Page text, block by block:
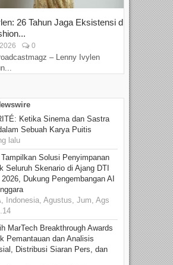
26 Tahun Jaga Eksistensi di
0
– Lenny Ivylen
Ketika Sinema dan Sastra
Sebuah Karya Puitis
lalu
Solusi Penyimpanan
Seluruh Skenario di Ajang DTI
2026, Dukung Pengembangan AI
Indonesia, Agustus, Jum, Ags
MarTech Breakthrough Awards
Pemantauan dan Analisis
Distribusi Siaran Pers, dan